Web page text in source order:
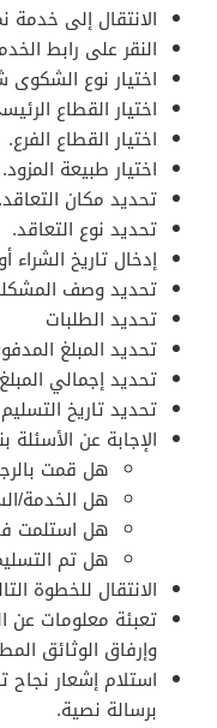
الانتقال إلى
النقر على رابط
اختيار نوع الشكوى
اختيار القطاع
اختيار القطاع الفرع.
اختيار طبيعة المزود.
تحديد مكان التعاقد.
تحديد نوع التعاقد.
إدخال تاريخ الشراء
تحديد وصف
تحديد الطلبات
تحديد المبلغ
تحديد إجمالي
تحديد تاريخ
الإجابة عن الأسئلة
هل قمت
هل الخدمة/
هل استلمت
هل تم
الانتقال للخطوة
تعبئة معلومات عن
وإرفاق الوثائق
استلام إشعار
برسالة نصية.